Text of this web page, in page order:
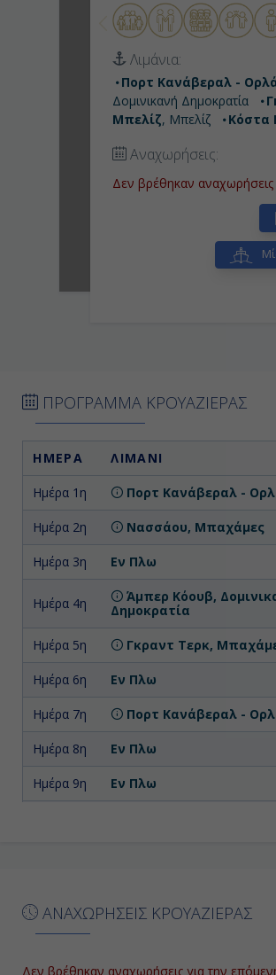
κρουαζιερόπλοιων.
• Κοζουμέλ:Νησί του
μεγαλύτερο κοραλλιογενή
κόψουν την ανάσα,
σπορ!Λιμάνια:
Πορτ Κανάβεραλ -
Δομινικανή Δημοκρατία
Μπελίζ, Μπελίζ Κόστα
Αναχωρήσεις:
Δεν βρέθηκαν
ΠΡΟΓΡΑΜΜΑ ΚΡΟΥΑΖΙΕΡΑΣ
ΗΜΕΡΑ ΛΙΜΑΝΙ
Ημέρα 1η Πορτ Κανάβεραλ -
Ημέρα 2η Νασσάου, Μπαχάμες
Ημέρα 3η Εν Πλω
Ημέρα 4η
Άμπερ Κόουβ,
Δημοκρατία
Ημέρα 5η Γκραντ Τερκ,
Ημέρα 6η Εν Πλω
Ημέρα 7η Πορτ Κανάβεραλ -
Ημέρα 8η Εν Πλω
Ημέρα 9η Εν Πλω
Ημέρα
12η
Κόστα Μάγια, Μεξικό
Ημέρα
Κοζουμέλ, Μεξικό
ΑΝΑΧΩΡΗΣΕΙΣ ΚΡΟΥΑΖΙΕΡΑΣ
Δεν βρέθηκαν αναχωρήσεις για την